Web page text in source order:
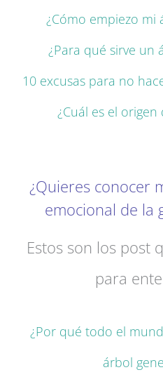
¿Cómo empiezo mi
¿Para qué sirve un
10 excusas para no
¿Cuál es el
¿Quieres conocer
emocional de la
Estos son los post
para
¿Por qué todo el
árbol